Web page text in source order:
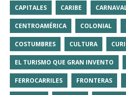
CAPITALES CARIBE
CENTROAMÉRICA COLONIAL
COSTUMBRES CULTURA
EL TURISMO QUE GRAN INVENTO
FERROCARRILES FRONTERAS